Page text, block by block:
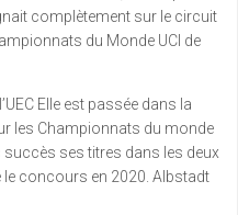
complètement sur le circuit
du Monde UCI de
Elle est passée dans la
les Championnats du monde
succès ses titres dans les deux
concours en 2020. Albstadt